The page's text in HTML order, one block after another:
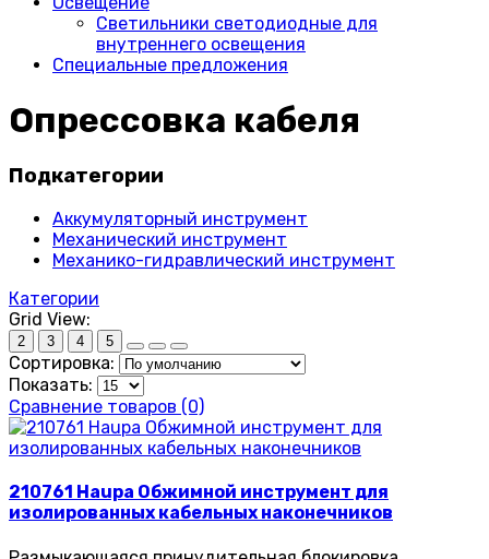
Светильники светодиодные для
внутреннего освещения
Специальные предложения
Опрессовка кабеля
Подкатегории
Аккумуляторный инструмент
Механический инструмент
Механико-гидравлический инструмент
Категории
Grid View:
2 3 4 5
Сортировка:
Показать:
Сравнение товаров (0)
210761 Haupa Обжимной инструмент для
изолированных кабельных наконечников